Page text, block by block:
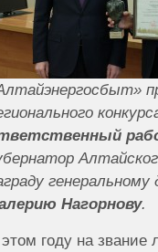
Нагорнову.
году на звание